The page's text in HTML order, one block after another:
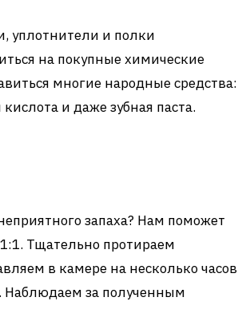
уплотнители и полки
на покупные химические
многие народные средства:
и даже зубная паста.
запаха? Нам поможет
Тщательно протираем
в камере на несколько часов
Наблюдаем за полученным